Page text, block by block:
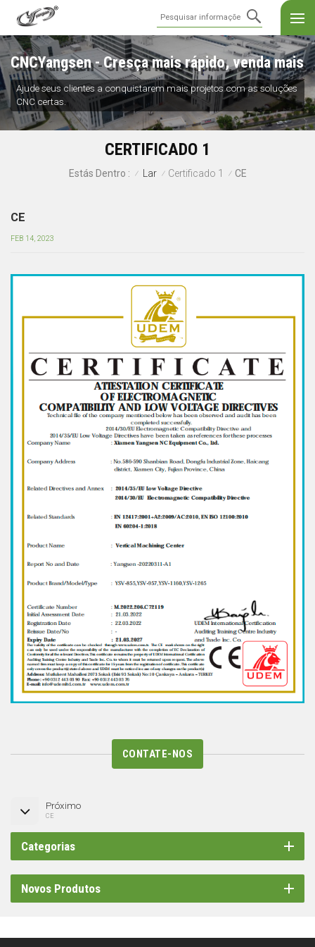
CNCYangsen - Cresça mais rápido, venda mais
Ajude seus clientes a conquistarem mais projetos com as soluções
CNC certas.
CERTIFICADO 1
Estás Dentro : / Lar / Certificado 1 / CE
CE
FEB 14, 2023
CONTATE-NOS
Próximo
CE
Categorias
Novos Produtos